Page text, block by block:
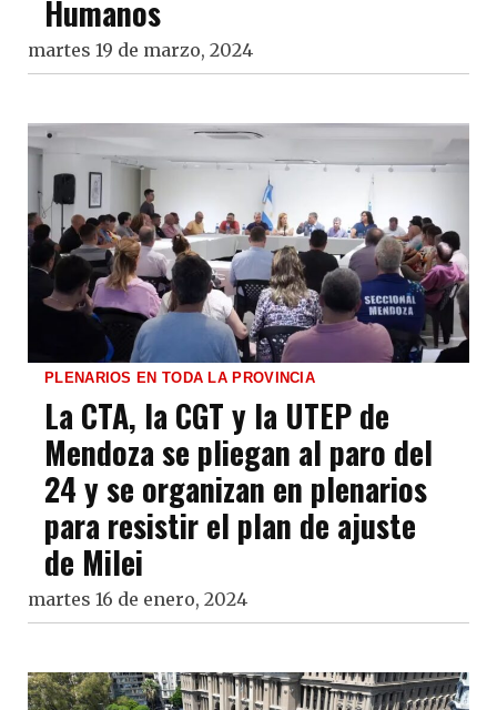
Humanos
martes 19 de marzo, 2024
PLENARIOS EN TODA LA PROVINCIA
La CTA, la CGT y la UTEP de
Mendoza se pliegan al paro del
24 y se organizan en plenarios
para resistir el plan de ajuste
de Milei
martes 16 de enero, 2024